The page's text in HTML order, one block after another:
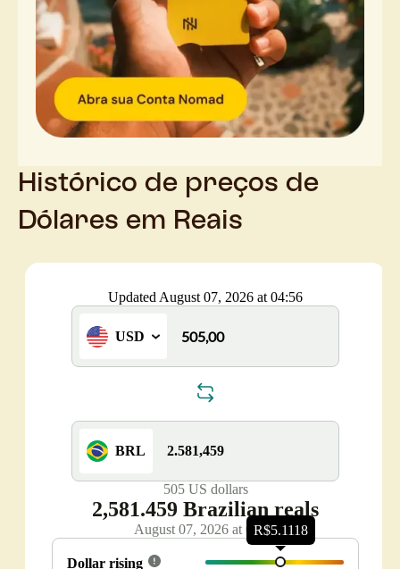
Histórico de preços de
Dólares em Reais